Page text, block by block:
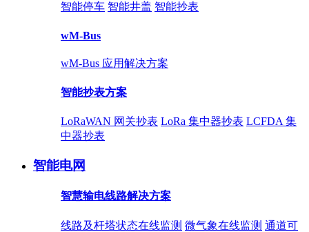
智能停车 智能井盖 智能抄表
wM-Bus
wM-Bus 应用解决方案
智能抄表方案
LoRaWAN 网关抄表 LoRa 集中器抄表 LCFDA 集
中器抄表
智能电网
智慧输电线路解决方案
线路及杆塔状态在线监测 微气象在线监测 通道可